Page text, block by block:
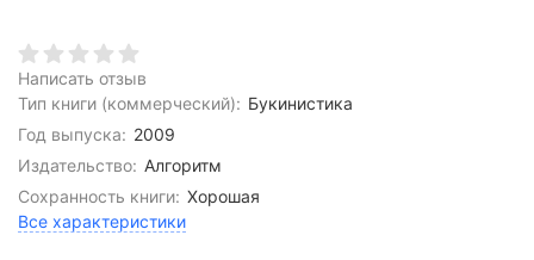
Написать отзыв
Тип книги (коммерческий): Букинистика
Год выпуска: 2009
Издательство: Алгоритм
Сохранность книги: Хорошая
Все характеристики